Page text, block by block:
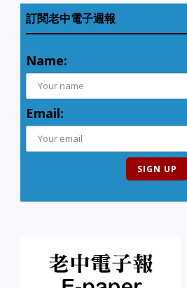
訂閱老中電子週報
Name:
Email: